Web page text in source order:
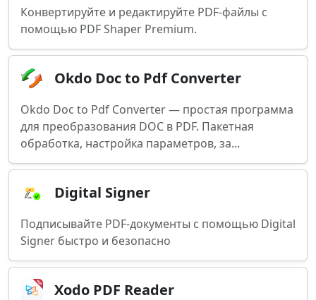
Конвертируйте и редактируйте PDF-файлы с
помощью PDF Shaper Premium.
Okdo Doc to Pdf Converter
Okdo Doc to Pdf Converter — простая программа
для преобразования DOC в PDF. Пакетная
обработка, настройка параметров, за...
Digital Signer
Подписывайте PDF-документы с помощью Digital
Signer быстро и безопасно
Xodo PDF Reader